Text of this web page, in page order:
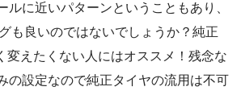
ルに近いパターンということもあり、
も良いのではないでしょうか？純正
変えたくない人にはオススメ！残念な
の設定なので純正タイヤの流用は不可